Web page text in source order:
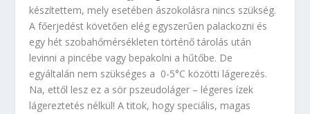
készítettem, mely esetében ászokolásra nincs szükség.
A főerjedést követően elég egyszerűen palackozni és
egy hét szobahőmérsékleten történő tárolás után
levinni a pincébe vagy bepakolni a hűtőbe. De
egyáltalán nem szükséges a 0-5°C közötti lágerezés.
Na, ettől lesz ez a sör pszeudoláger – légeres ízek
lágereztetés nélkül! A titok, hogy speciális, magas